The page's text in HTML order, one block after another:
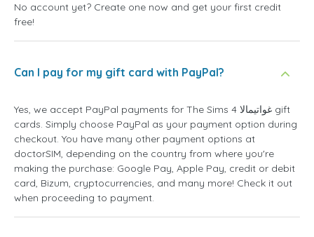
No account yet? Create one now and get your first credit
free!
Can I pay for my gift card with PayPal?
Yes, we accept PayPal payments for The Sims 4 غواتيمالا gift
cards. Simply choose PayPal as your payment option during
checkout. You have many other payment options at
doctorSIM, depending on the country from where you're
making the purchase: Google Pay, Apple Pay, credit or debit
card, Bizum, cryptocurrencies, and many more! Check it out
when proceeding to payment.